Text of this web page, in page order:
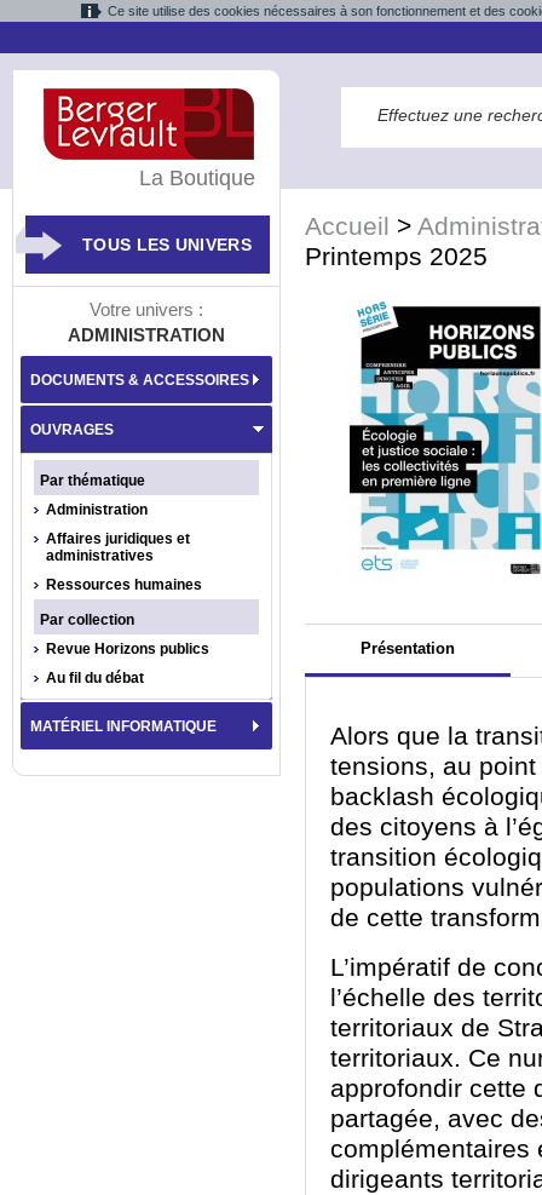
Ce site utilise des cookies nécessaires à son fonctionnement et des
Accueil >
Printemps 2025
Présentation
Alors que la
tensions, au
backlash
des citoyens à
transition
populations
de cette
L’impératif de
l’échelle des
territoriaux de
territoriaux. Ce
approfondir cette
partagée, avec
complémentaires
dirigeants
La Boutique
TOUS LES UNIVERS
Votre univers :
ADMINISTRATION
DOCUMENTS & ACCESSOIRES
OUVRAGES
Par thématique
Administration
Affaires juridiques et
administratives
Ressources humaines
Par collection
Revue Horizons publics
Au fil du débat
MATÉRIEL INFORMATIQUE